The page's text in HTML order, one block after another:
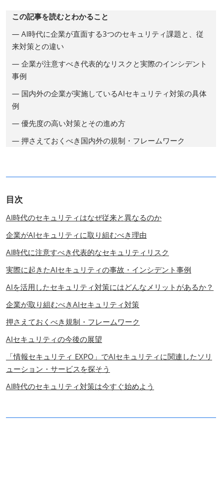
この記事を読むとわかること
— AI時代に企業が直面する3つのセキュリティ課題と、従
来対策との違い
— 企業が注意すべき代表的なリスクと実際のインシデント
事例
— 国内外の企業が実施しているAIセキュリティ対策の具体
例
— 優先度の高い対策とその進め方
— 押さえておくべき国内外の規制・フレームワーク
目次
AI時代のセキュリティはなぜ従来と異なるのか
企業がAIセキュリティに取り組むべき理由
AI時代に注意すべき代表的なセキュリティリスク
実際に起きたAIセキュリティの事故・インシデント事例
AIを活用したセキュリティ対策にはどんなメリットがあるか？
企業が取り組むべきAIセキュリティ対策
押さえておくべき規制・フレームワーク
AIセキュリティの今後の展望
「情報セキュリティ EXPO」でAIセキュリティに関連したソリ
ューション・サービスを探そう
AI時代のセキュリティ対策は今すぐ始めよう